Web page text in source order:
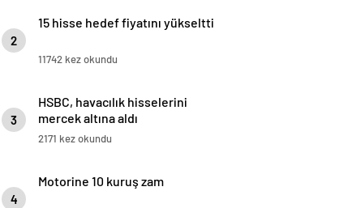
2
15 hisse hedef fiyatını yükseltti
11742 kez okundu
3
HSBC, havacılık hisselerini
mercek altına aldı
2171 kez okundu
4
Motorine 10 kuruş zam